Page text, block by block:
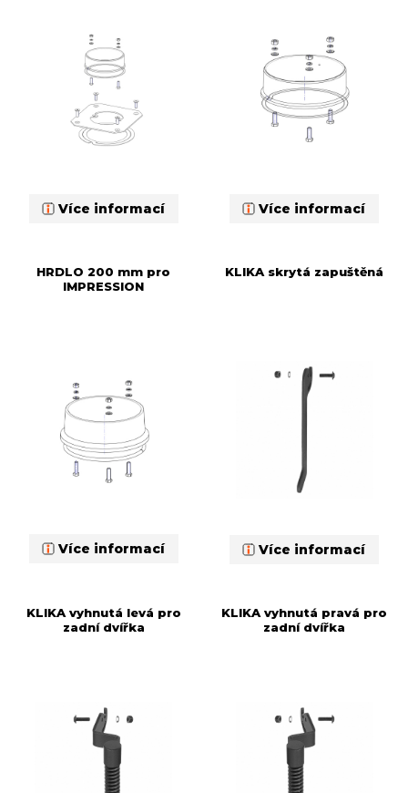
Více informací Více informací
HRDLO 200 mm pro
IMPRESSION
Více informací
KLIKA skrytá zapuštěná
Více informací
KLIKA vyhnutá levá pro
zadní dvířka
KLIKA vyhnutá pravá pro
zadní dvířka